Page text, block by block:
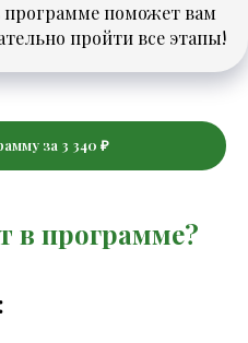
программе поможет вам
пройти все этапы!
за 3 340 ₽
в программе?